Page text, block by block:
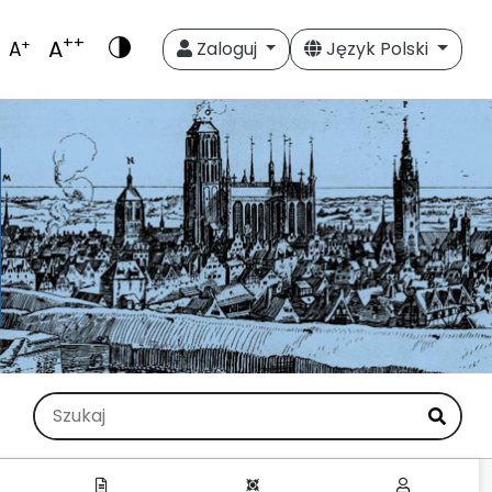
A+ A++ Zaloguj Język Polski